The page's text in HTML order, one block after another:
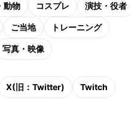
動物 コスプレ 演技・役者
ご当地 トレーニング
写真・映像
X(旧：Twitter) Twitch